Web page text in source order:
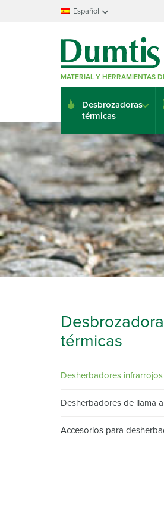
Español
Nederlands
Deutsch
English
Español
MATERIAL Y HERRAMIENTAS
Desbrozadoras
térmicas
térmicas
Desherbadores infrarrojos
Desherbadores de llama
Accesorios para